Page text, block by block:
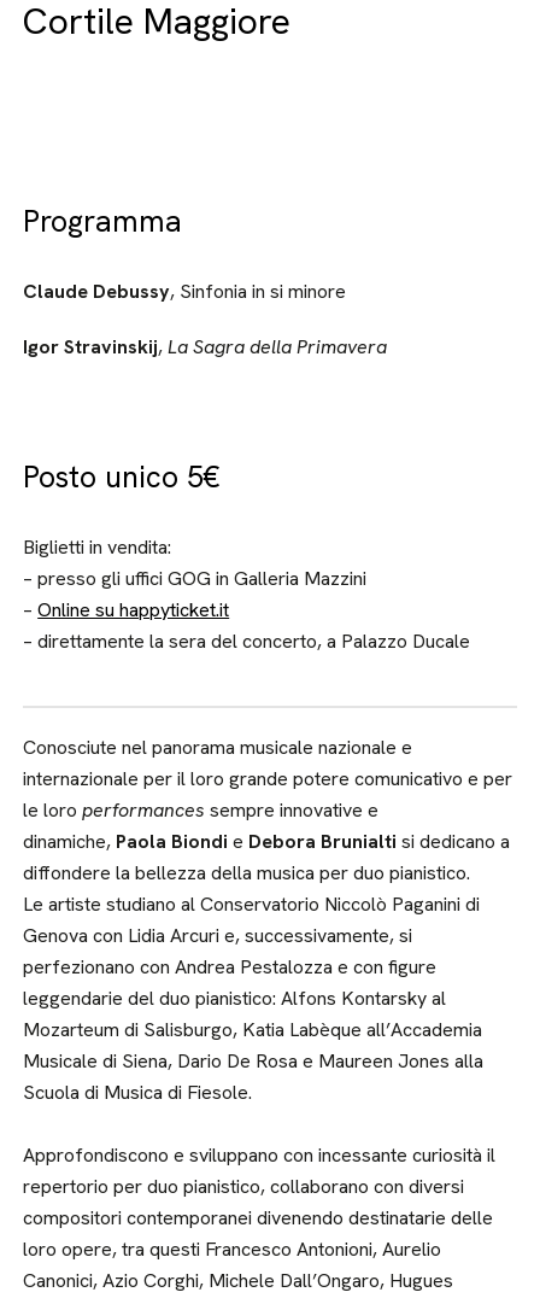
Cortile Maggiore
Programma
Claude Debussy, Sinfonia in si minore
Igor Stravinskij,La Sagra della Primavera
Posto unico 5€
Biglietti in vendita:
– presso gli uffici GOG in Galleria Mazzini
–Online su happyticket.it
– direttamente la sera del concerto, a Palazzo Ducale
Conosciute nel panorama musicale nazionale e
internazionale per il loro grande potere comunicativo e per
le loro performancessempre innovative e
dinamiche, Paola Biondi e Debora Brunialti si dedicano a
diffondere la bellezza della musica per duo pianistico.
Le artiste studiano al Conservatorio Niccolò Paganini di
Genova con Lidia Arcuri e, successivamente, si
perfezionano con Andrea Pestalozza e con figure
leggendarie del duo pianistico: Alfons Kontarsky al
Mozarteum di Salisburgo, Katia Labèque all’Accademia
Musicale di Siena, Dario De Rosa e Maureen Jones alla
Scuola di Musica di Fiesole.
Approfondiscono e sviluppano con incessante curiosità il
repertorio per duo pianistico, collaborano con diversi
compositori contemporanei divenendo destinatarie delle
loro opere, tra questi Francesco Antonioni, Aurelio
Canonici, Azio Corghi, Michele Dall’Ongaro, Hugues